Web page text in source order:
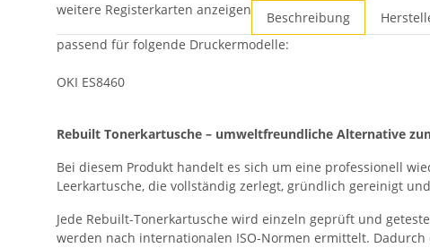
weitere Registerkarten anzeigen Beschreibung
passend für folgende Druckermodelle:
OKI ES8460
Rebuilt Tonerkartusche – umweltfreundliche Alternative
Bei diesem Produkt handelt es sich um eine professionell
Leerkartusche, die vollständig zerlegt, gründlich gereinigt
Jede Rebuilt-Tonerkartusche wird einzeln geprüft und
werden nach internationalen ISO-Normen ermittelt.